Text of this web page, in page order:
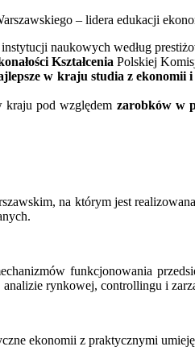
– lidera edukacji
instytucji naukowych według
Kształcenia Polskiej
w kraju studia z ekonomii
kraju pod względem zarobków w
na którym jest
funkcjonowania
rynkowej, controllingu i
ekonomii z praktycznymi